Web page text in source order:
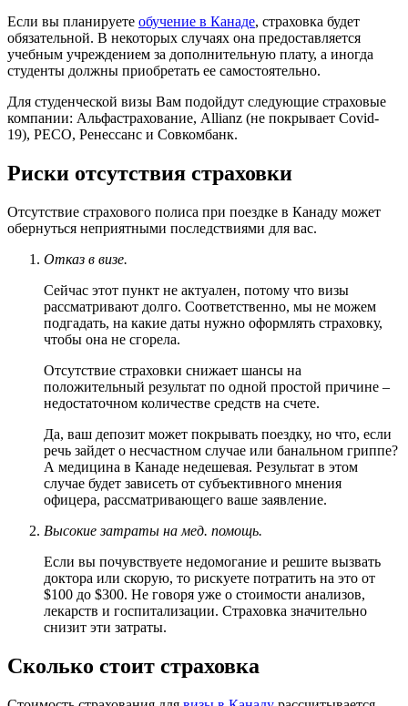
Если вы планируете обучение в Канаде, страховка будет
обязательной. В некоторых случаях она предоставляется
учебным учреждением за дополнительную плату, а иногда
студенты должны приобретать ее самостоятельно.
Для студенческой визы Вам подойдут следующие страховые
компании: Альфастрахование, Allianz (не покрывает Covid-
19), РЕСО, Ренессанс и Совкомбанк.
Риски отсутствия страховки
Отсутствие страхового полиса при поездке в Канаду может
обернуться неприятными последствиями для вас.
Отказ в визе.
Сейчас этот пункт не актуален, потому что визы
рассматривают долго. Соответственно, мы не можем
подгадать, на какие даты нужно оформлять страховку,
чтобы она не сгорела.
Отсутствие страховки снижает шансы на
положительный результат по одной простой причине –
недостаточном количестве средств на счете.
Да, ваш депозит может покрывать поездку, но что, если
речь зайдет о несчастном случае или банальном гриппе?
А медицина в Канаде недешевая. Результат в этом
случае будет зависеть от субъективного мнения
офицера, рассматривающего ваше заявление.
Высокие затраты на мед. помощь.
Если вы почувствуете недомогание и решите вызвать
доктора или скорую, то рискуете потратить на это от
$100 до $300. Не говоря уже о стоимости анализов,
лекарств и госпитализации. Страховка значительно
снизит эти затраты.
Сколько стоит страховка